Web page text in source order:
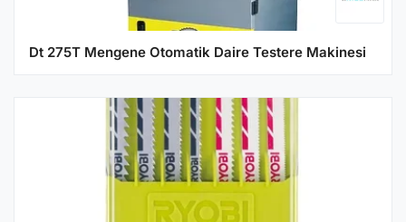
Dt 275T Mengene Otomatik Daire Testere Makinesi